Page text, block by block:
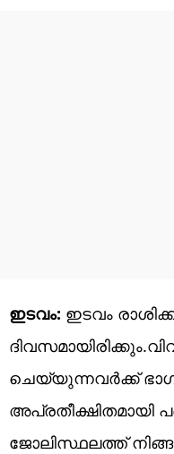
ഇടവം: ഇടവം
ചെയ്യുന്നവർക്ക്
ജോലിസ്ഥലത്ത്